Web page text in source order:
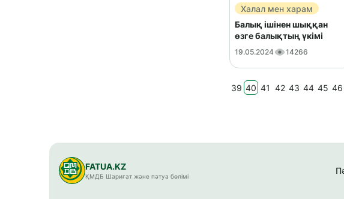
Халал мен харам
Балық ішінен шыққан
өзге балықтың үкімі
19.05.2024 14266
39 40 41 42 43 44 45 46
FATUA.KZ
ҚМДБ Шариғат және пәтуа бөлімі